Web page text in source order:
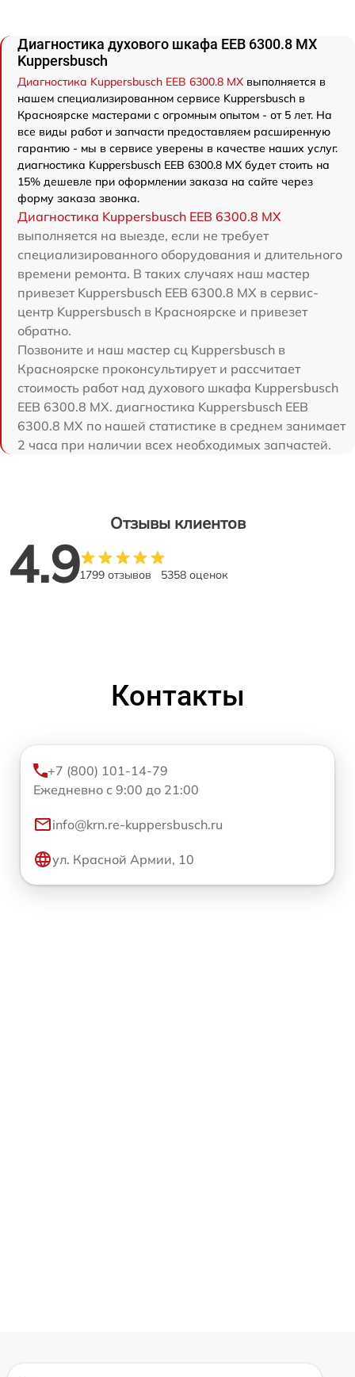
Диагностика духового шкафа EEB 6300.8 MX
Kuppersbusch
Диагностика Kuppersbusch EEB 6300.8 MX выполняется в
нашем специализированном сервисе Kuppersbusch в
Красноярске мастерами с огромным опытом - от 5 лет. На
все виды работ и запчасти предоставляем расширенную
гарантию - мы в сервисе уверены в качестве наших услуг.
диагностика Kuppersbusch EEB 6300.8 MX будет стоить на
15% дешевле при оформлении заказа на сайте через
форму заказа звонка.
Диагностика Kuppersbusch EEB 6300.8 MX
выполняется на выезде, если не требует
специализированного оборудования и длительного
времени ремонта. В таких случаях наш мастер
привезет Kuppersbusch EEB 6300.8 MX в сервис-
центр Kuppersbusch в Красноярске и привезет
обратно.
Позвоните и наш мастер сц Kuppersbusch в
Красноярске проконсультирует и рассчитает
стоимость работ над духового шкафа Kuppersbusch
EEB 6300.8 MX. диагностика Kuppersbusch EEB
6300.8 MX по нашей статистике в среднем занимает
2 часа при наличии всех необходимых запчастей.
Отзывы клиентов
4.91799 отзывов 5358 оценок
Контакты
+7 (800) 101-14-79
Ежедневно с 9:00 до 21:00
info@krn.re-kuppersbusch.ru
ул. Красной Армии, 10